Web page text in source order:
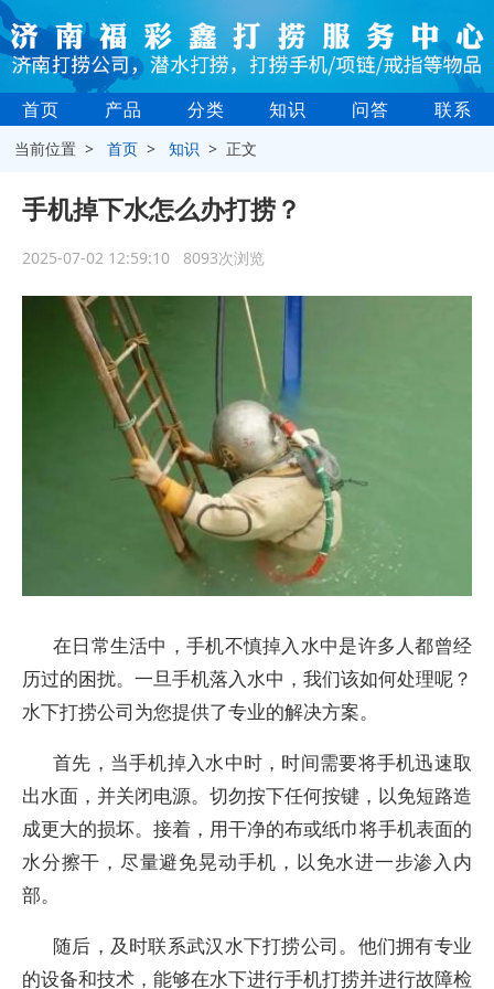
首页 产品 分类 知识 问答 联系
当前位置 >首页 >知识 > 正文
手机掉下水怎么办打捞？
2025-07-02 12:59:10 8093次浏览
在日常生活中，手机不慎掉入水中是许多人都曾经
历过的困扰。一旦手机落入水中，我们该如何处理呢？
水下打捞公司为您提供了专业的解决方案。
首先，当手机掉入水中时，时间需要将手机迅速取
出水面，并关闭电源。切勿按下任何按键，以免短路造
成更大的损坏。接着，用干净的布或纸巾将手机表面的
水分擦干，尽量避免晃动手机，以免水进一步渗入内
部。
随后，及时联系武汉水下打捞公司。他们拥有专业
的设备和技术，能够在水下进行手机打捞并进行故障检